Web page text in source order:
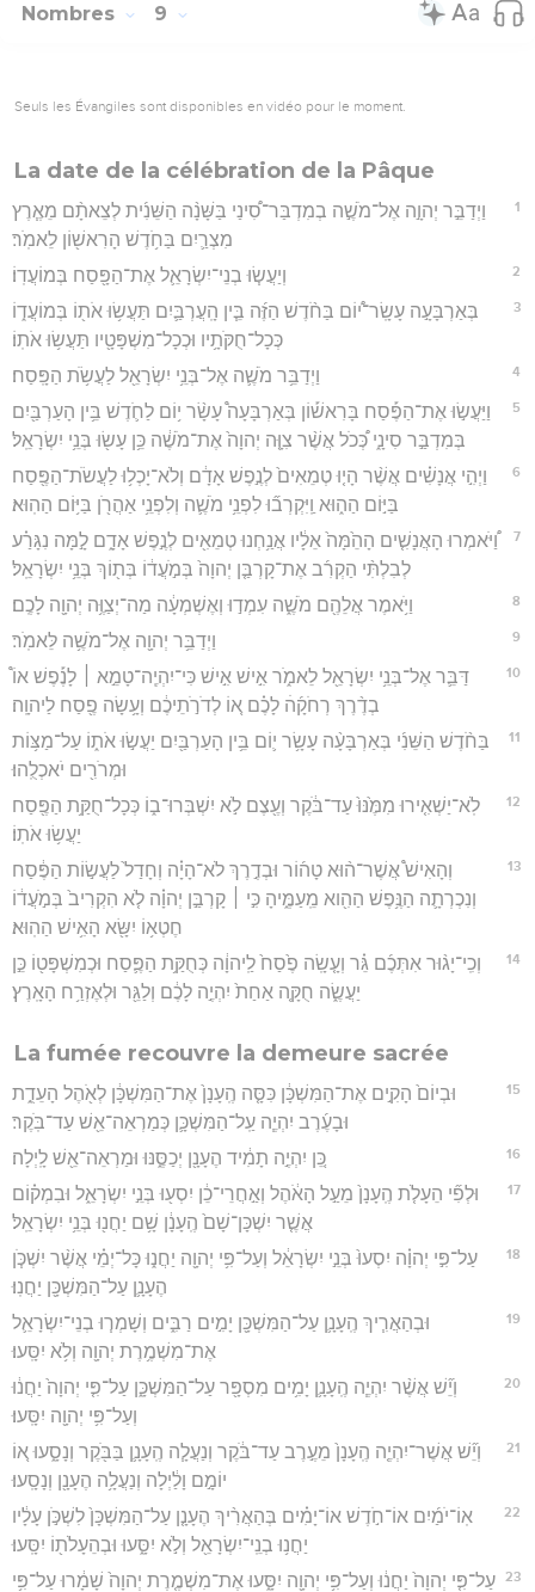
Nombres 9
Seuls les Évangiles sont disponibles en vidéo pour le moment.
La date de la célébration de la Pâque
1
וַיְדַבֵּ֣ר יְהוָ֣ה אֶל־מֹשֶׁ֣ה בְמִדְבַּר־סִ֠ינַי בַּשָּׁנָ֨ה הַשֵּׁנִ֜ית לְצֵאתָ֨ם מֵאֶ֧רֶץ
מִצְרַ֛יִם בַּחֹ֥דֶשׁ הָרִאשׁ֖וֹן לֵאמֹֽר׃
2 וְיַעֲשׂ֧וּ בְנֵי־יִשְׂרָאֵ֛ל אֶת־הַפָּ֖סַח בְּמוֹעֲדֽוֹ׃
3
בְּאַרְבָּעָ֣ה עָשָֽׂר־י֠וֹם בַּחֹ֨דֶשׁ הַזֶּ֜ה בֵּ֧ין הָֽעֲרְבַּ֛יִם תַּעֲשׂ֥וּ אֹת֖וֹ בְּמוֹעֲד֑וֹ
כְּכָל־חֻקֹּתָ֥יו וּכְכָל־מִשְׁפָּטָ֖יו תַּעֲשׂ֥וּ אֹתֽוֹ׃
4 וַיְדַבֵּ֥ר מֹשֶׁ֛ה אֶל־בְּנֵ֥י יִשְׂרָאֵ֖ל לַעֲשֹׂ֥ת הַפָּֽסַח׃
5
וַיַּעֲשׂ֣וּ אֶת־הַפֶּ֡סַח בָּרִאשׁ֡וֹן בְּאַרְבָּעָה֩ עָשָׂ֨ר י֥וֹם לַחֹ֛דֶשׁ בֵּ֥ין הָעַרְבַּ֖יִם
בְּמִדְבַּ֣ר סִינָ֑י כְּ֠כֹל אֲשֶׁ֨ר צִוָּ֤ה יְהוָה֙ אֶת־מֹשֶׁ֔ה כֵּ֥ן עָשׂ֖וּ בְּנֵ֥י יִשְׂרָאֵֽל׃
6
וַיְהִ֣י אֲנָשִׁ֗ים אֲשֶׁ֨ר הָי֤וּ טְמֵאִים֙ לְנֶ֣פֶשׁ אָדָ֔ם וְלֹא־יָכְל֥וּ לַעֲשֹׂת־הַפֶּ֖סַח
בַּיּ֣וֹם הַה֑וּא וַֽיִּקְרְב֞וּ לִפְנֵ֥י מֹשֶׁ֛ה וְלִפְנֵ֥י אַהֲרֹ֖ן בַּיּ֥וֹם הַהֽוּא׃
7
וַ֠יֹּאמְרוּ הָאֲנָשִׁ֤ים הָהֵ֙מָּה֙ אֵלָ֔יו אֲנַ֥חְנוּ טְמֵאִ֖ים לְנֶ֣פֶשׁ אָדָ֑ם לָ֣מָּה נִגָּרַ֗ע
לְבִלְתִּ֨י הַקְרִ֜ב אֶת־קָרְבַּ֤ן יְהוָה֙ בְּמֹ֣עֲד֔וֹ בְּת֖וֹךְ בְּנֵ֥י יִשְׂרָאֵֽל׃
8 וַיֹּ֥אמֶר אֲלֵהֶ֖ם מֹשֶׁ֑ה עִמְד֣וּ וְאֶשְׁמְעָ֔ה מַה־יְצַוֶּ֥ה יְהוָ֖ה לָכֶֽם׃
9 וַיְדַבֵּ֥ר יְהוָ֖ה אֶל־מֹשֶׁ֥ה לֵּאמֹֽר׃
10
דַּבֵּ֛ר אֶל־בְּנֵ֥י יִשְׂרָאֵ֖ל לֵאמֹ֑ר אִ֣ישׁ אִ֣ישׁ כִּי־יִהְיֶֽה־טָמֵ֣א ׀ לָנֶ֡פֶשׁ אוֹ֩
בְדֶ֨רֶךְ רְחֹקָ֜הׄ לָכֶ֗ם א֚וֹ לְדֹרֹ֣תֵיכֶ֔ם וְעָ֥שָׂה פֶ֖סַח לַיהוָֽה׃
11
בַּחֹ֨דֶשׁ הַשֵּׁנִ֜י בְּאַרְבָּעָ֨ה עָשָׂ֥ר י֛וֹם בֵּ֥ין הָעַרְבַּ֖יִם יַעֲשׂ֣וּ אֹת֑וֹ עַל־מַצּ֥וֹת
וּמְרֹרִ֖ים יֹאכְלֻֽהוּ׃
12
לֹֽא־יַשְׁאִ֤ירוּ מִמֶּ֙נּוּ֙ עַד־בֹּ֔קֶר וְעֶ֖צֶם לֹ֣א יִשְׁבְּרוּ־ב֑וֹ כְּכָל־חֻקַּ֥ת הַפֶּ֖סַח
יַעֲשׂ֥וּ אֹתֽוֹ׃
13
וְהָאִישׁ֩ אֲשֶׁר־ה֨וּא טָה֜וֹר וּבְדֶ֣רֶךְ לֹא־הָיָ֗ה וְחָדַל֙ לַעֲשׂ֣וֹת הַפֶּ֔סַח
וְנִכְרְתָ֛ה הַנֶּ֥פֶשׁ הַהִ֖וא מֵֽעַמֶּ֑יהָ כִּ֣י ׀ קָרְבַּ֣ן יְהוָ֗ה לֹ֤א הִקְרִיב֙ בְּמֹ֣עֲד֔וֹ
חֶטְא֥וֹ יִשָּׂ֖א הָאִ֥ישׁ הַהֽוּא׃
14
וְכִֽי־יָג֨וּר אִתְּכֶ֜ם גֵּ֗ר וְעָ֤שָֽׂה פֶ֙סַח֙ לַֽיהוָ֔ה כְּחֻקַּ֥ת הַפֶּ֛סַח וּכְמִשְׁפָּט֖וֹ כֵּ֣ן
יַעֲשֶׂ֑ה חֻקָּ֤ה אַחַת֙ יִהְיֶ֣ה לָכֶ֔ם וְלַגֵּ֖ר וּלְאֶזְרַ֥ח הָאָֽרֶץ׃
La fumée recouvre la demeure sacrée
15
וּבְיוֹם֙ הָקִ֣ים אֶת־הַמִּשְׁכָּ֔ן כִּסָּ֤ה הֶֽעָנָן֙ אֶת־הַמִּשְׁכָּ֔ן לְאֹ֖הֶל הָעֵדֻ֑ת
וּבָעֶ֜רֶב יִהְיֶ֧ה עַֽל־הַמִּשְׁכָּ֛ן כְּמַרְאֵה־אֵ֖שׁ עַד־בֹּֽקֶר׃
16 כֵּ֚ן יִהְיֶ֣ה תָמִ֔יד הֶעָנָ֖ן יְכַסֶּ֑נּוּ וּמַרְאֵה־אֵ֖שׁ לָֽיְלָה׃
17
וּלְפִ֞י הֵעָלֹ֤ת הֶֽעָנָן֙ מֵעַ֣ל הָאֹ֔הֶל וְאַ֣חֲרֵי־כֵ֔ן יִסְע֖וּ בְּנֵ֣י יִשְׂרָאֵ֑ל וּבִמְק֗וֹם
אֲשֶׁ֤ר יִשְׁכָּן־שָׁם֙ הֶֽעָנָ֔ן שָׁ֥ם יַחֲנ֖וּ בְּנֵ֥י יִשְׂרָאֵֽל׃
18
עַל־פִּ֣י יְהוָ֗ה יִסְעוּ֙ בְּנֵ֣י יִשְׂרָאֵ֔ל וְעַל־פִּ֥י יְהוָ֖ה יַחֲנ֑וּ כָּל־יְמֵ֗י אֲשֶׁ֨ר יִשְׁכֹּ֧ן
הֶעָנָ֛ן עַל־הַמִּשְׁכָּ֖ן יַחֲנֽוּ׃
19
וּבְהַאֲרִ֧יךְ הֶֽעָנָ֛ן עַל־הַמִּשְׁכָּ֖ן יָמִ֣ים רַבִּ֑ים וְשָׁמְר֧וּ בְנֵי־יִשְׂרָאֵ֛ל
אֶת־מִשְׁמֶ֥רֶת יְהוָ֖ה וְלֹ֥א יִסָּֽעוּ׃
20
וְיֵ֞שׁ אֲשֶׁ֨ר יִהְיֶ֧ה הֶֽעָנָ֛ן יָמִ֥ים מִסְפָּ֖ר עַל־הַמִּשְׁכָּ֑ן עַל־פִּ֤י יְהוָה֙ יַחֲנ֔וּ
וְעַל־פִּ֥י יְהוָ֖ה יִסָּֽעוּ׃
21
וְיֵ֞שׁ אֲשֶׁר־יִהְיֶ֤ה הֶֽעָנָן֙ מֵעֶ֣רֶב עַד־בֹּ֔קֶר וְנַעֲלָ֧ה הֶֽעָנָ֛ן בַּבֹּ֖קֶר וְנָסָ֑עוּ א֚וֹ
יוֹמָ֣ם וָלַ֔יְלָה וְנַעֲלָ֥ה הֶעָנָ֖ן וְנָסָֽעוּ׃
22
אֽוֹ־יֹמַ֜יִם אוֹ־חֹ֣דֶשׁ אוֹ־יָמִ֗ים בְּהַאֲרִ֨יךְ הֶעָנָ֤ן עַל־הַמִּשְׁכָּן֙ לִשְׁכֹּ֣ן עָלָ֔יו
יַחֲנ֥וּ בְנֵֽי־יִשְׂרָאֵ֖ל וְלֹ֣א יִסָּ֑עוּ וּבְהֵעָלֹת֖וֹ יִסָּֽעוּ׃
23
עַל־פִּ֤י יְהוָה֙ יַחֲנ֔וּ וְעַל־פִּ֥י יְהוָ֖ה יִסָּ֑עוּ אֶת־מִשְׁמֶ֤רֶת יְהוָה֙ שָׁמָ֔רוּ עַל־פִּ֥י